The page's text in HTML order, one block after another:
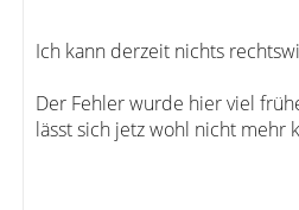
Ich kann derzeit nichts
Der Fehler wurde hier viel
lässt sich jetz wohl nicht mehr